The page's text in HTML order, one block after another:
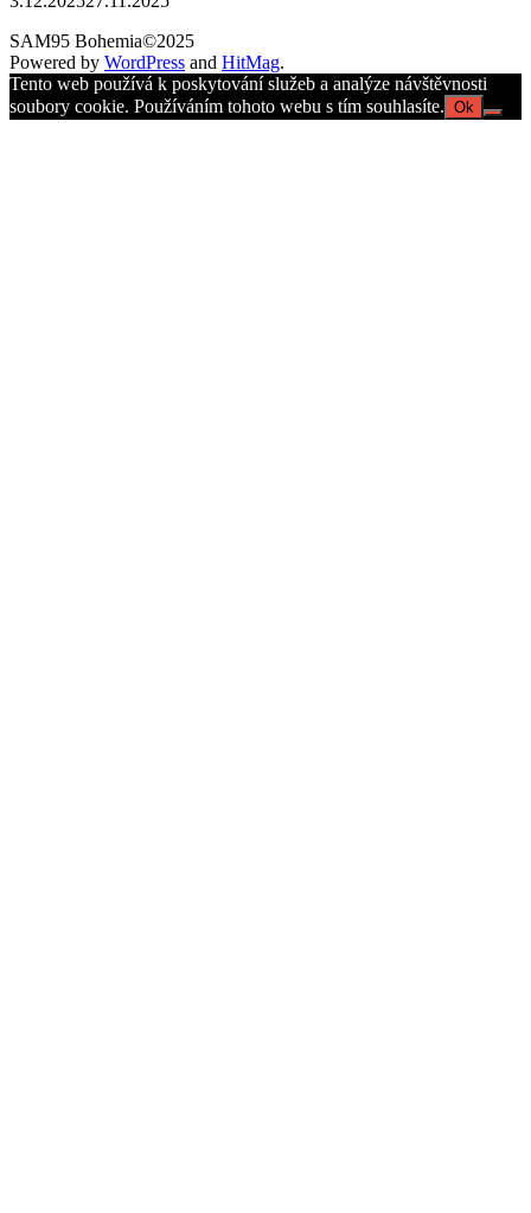
SAM95 Bohemia©2025
Powered by WordPress and HitMag.
Tento web používá k poskytování služeb a analýze návštěvnosti
soubory cookie. Používáním tohoto webu s tím souhlasíte. Ok